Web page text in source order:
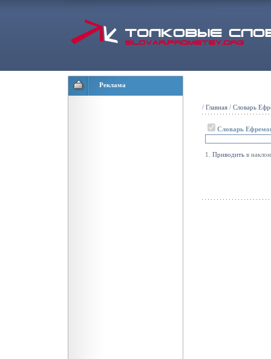
Реклама
/ Главная / Словарь
Словарь
1. Приводить в